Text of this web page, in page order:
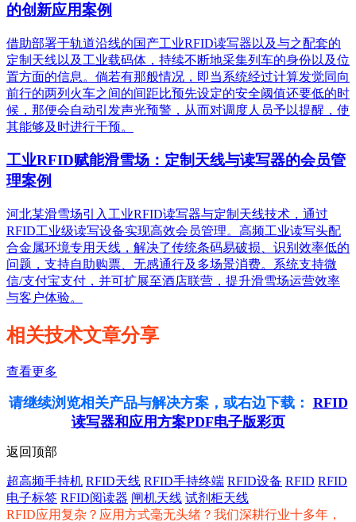
的创新应用案例
借助部署于轨道沿线的国产工业RFID读写器以及与之配套的
定制天线以及工业载码体，持续不断地采集列车的身份以及位
置方面的信息。倘若有那般情况，即当系统经过计算发觉同向
前行的两列火车之间的间距比预先设定的安全阈值还要低的时
候，那便会自动引发声光预警，从而对调度人员予以提醒，使
其能够及时进行干预。
工业RFID赋能滑雪场：定制天线与读写器的会员管
理案例
河北某滑雪场引入工业RFID读写器与定制天线技术，通过
RFID工业级读写设备实现高效会员管理。高频工业读写头配
合金属环境专用天线，解决了传统条码易破损、识别效率低的
问题，支持自助购票、无感通行及多场景消费。系统支持微
信/支付宝支付，并可扩展至酒店联营，提升滑雪场运营效率
与客户体验。
相关技术文章分享
查看更多
请继续浏览相关产品与解决方案，或右边下载： RFID
读写器和应用方案PDF电子版彩页
返回顶部
超高频手持机 RFID天线 RFID手持终端 RFID设备 RFID RFID
电子标签 RFID阅读器 闸机天线 试剂柜天线
RFID应用复杂？应用方式毫无头绪？我们深耕行业十多年，